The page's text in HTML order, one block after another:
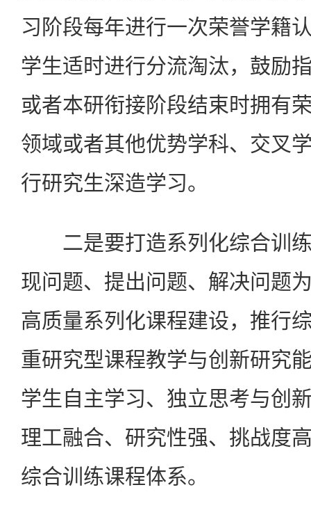
习阶段每年进行一次荣誉学籍
学生适时进行分流淘汰，鼓励
或者本研衔接阶段结束时拥有
领域或者其他优势学科、交叉
行研究生深造学习。
二是要打造系列化综合训练
现问题、提出问题、解决问题
高质量系列化课程建设，推行
重研究型课程教学与创新研究
学生自主学习、独立思考与创
理工融合、研究性强、挑战度
综合训练课程体系。